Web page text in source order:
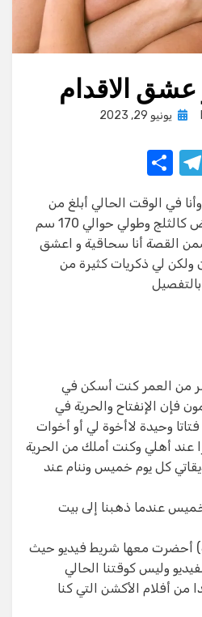
الاقدام
Posted
يونيو 29, 2023
T
e
gr
a
m
ar
e
في الوقت الحالي أبلغ من
العمر 25 سنة جسدي أبيض كالثلج وطولي حوالي 170 سم
القصة أنا سحاقية و اعشق
ولكن لي ذكريات كثيرة من
من العمر كنت أسكن في
فإن الإنفتاح والحرية في
وحيدة لاأخوة لي أو أخوات
عند أهلي وكنت أملك من الحرية
كل يوم خميس وننام عند
عندما ذهبنا إلى بيت
أحضرت معها شريط فيديو حيث
وليس كوقتنا الحالي
من أفلام الأكشن التي كنا